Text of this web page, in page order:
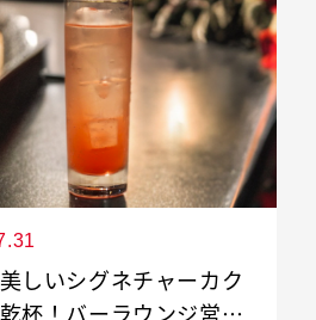
しいシグネチャーカク
杯！バーラウンジ営業